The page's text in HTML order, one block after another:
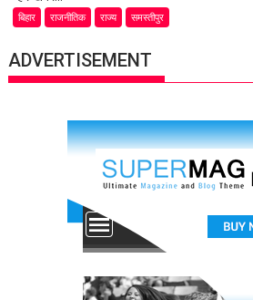
बिहार राजनीतिक राज्य समस्तीपुर
ADVERTISEMENT